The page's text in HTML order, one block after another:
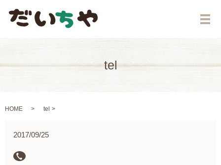
メ
tel
HOME tel
2017/09/25